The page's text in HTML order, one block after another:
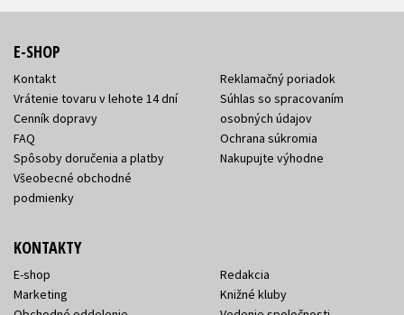
E-SHOP
Kontakt
Vrátenie tovaru v lehote 14 dní
Cenník dopravy
FAQ
Spôsoby doručenia a platby
Všeobecné obchodné
podmienky
Reklamačný poriadok
Súhlas so spracovaním
osobných údajov
Ochrana súkromia
Nakupujte výhodne
KONTAKTY
E-shop
Marketing
Redakcia
Knižné kluby